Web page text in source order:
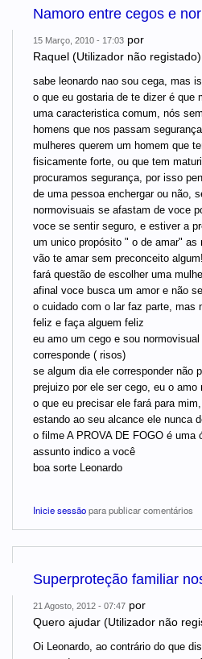
Namoro entre cegos e
15 Março, 2010 - 17:03 por
Raquel (Utilizador não registado)
sabe leonardo nao sou cega, mas
o que eu gostaria de te dizer é que
uma caracteristica comum, nós
homens que nos passam
mulheres querem um homem que
fisicamente forte, ou que tem
procuramos segurança, por isso
de uma pessoa enchergar ou não,
normovisuais se afastam de voce
voce se sentir seguro, e estiver a
um unico propósito " o de amar" as
vão te amar sem preconceito
fará questão de escolher uma
afinal voce busca um amor e não
o cuidado com o lar faz parte, mas
feliz e faça alguem feliz
eu amo um cego e sou
corresponde ( risos)
se algum dia ele corresponder não
prejuizo por ele ser cego, eu o amo
o que eu precisar ele fará para
estando ao seu alcance ele nunca
o filme A PROVA DE FOGO é uma
assunto indico a você
boa sorte Leonardo
Inicie sessãopara publicar comentários
Superproteção familiar
21 Agosto, 2012 - 07:47 por
Quero ajudar (Utilizador não
Oi Leonardo, ao contrário do que